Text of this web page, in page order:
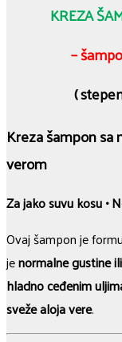
KREZA
–
(
Kreza šampon
verom
Za jako suvu kosu •
Ovaj šampon je
jenormalne gustine
hladno ceđenim
sveže aloja vere.